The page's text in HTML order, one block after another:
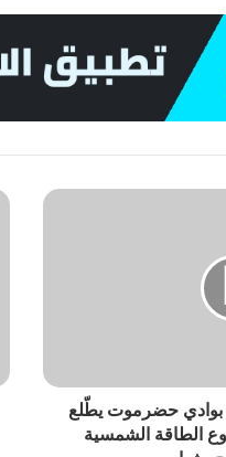
بوادي حضرموت يطّلع
الطاقة الشمسية